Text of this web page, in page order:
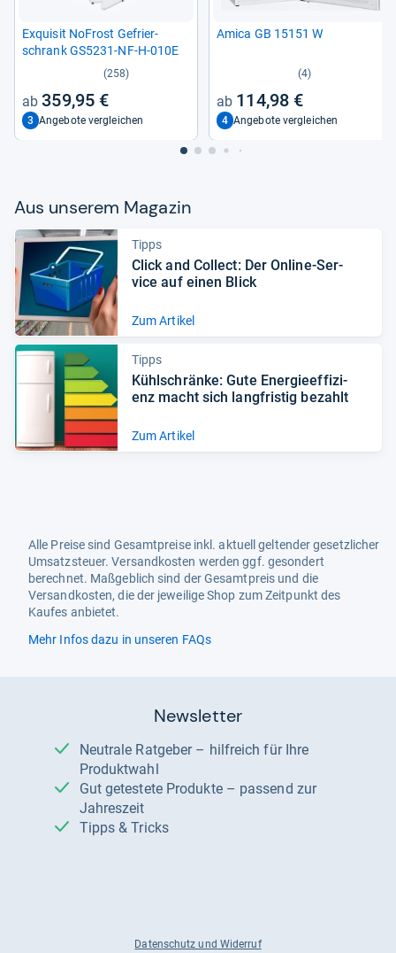
Exqui­sit NoFrost Gefrier­
schrank GS5231-​NF-​H-​010E
(258)
359,95 €
3 Angebote vergleichen
Amica GB 15151 W
(4)
114,98 €
4 Angebote vergleichen
Aus unse­rem Maga­zin
Tipps
Click and Col­lect: Der Online-​Ser­
vice auf einen Blick
Zum Artikel
Tipps
Kühl­schränke: Gute Ener­gie­ef­fi­zi­
enz macht sich lang­fris­tig bezahlt
Zum Artikel
Alle Preise sind Gesamtpreise inkl. aktuell geltender gesetzlicher
Umsatzsteuer. Versandkosten werden ggf. gesondert
berechnet. Maßgeblich sind der Gesamtpreis und die
Versandkosten, die der jeweilige Shop zum Zeitpunkt des
Kaufes anbietet.
Mehr Infos dazu in unseren FAQs
Newsletter
Neutrale Ratgeber – hilfreich für Ihre
Produktwahl
Gut getestete Produkte – passend zur
Jahreszeit
Tipps & Tricks
Datenschutz und Widerruf